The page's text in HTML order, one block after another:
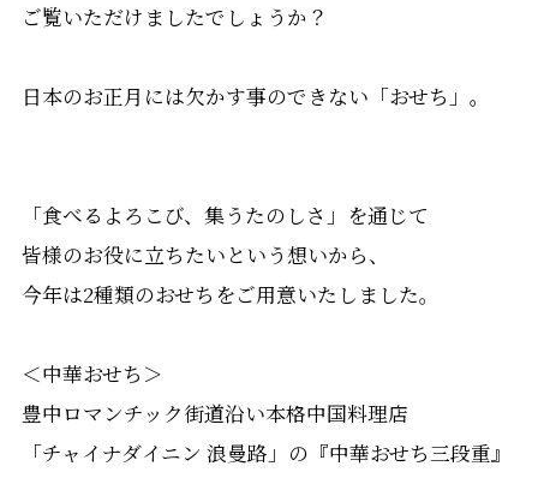
ご覧いただけましたでしょうか？
日本のお正月には欠かす事のできない「おせち」。
「食べるよろこび、集うたのしさ」を通じて
皆様のお役に立ちたいという想いから、
今年は2種類のおせちをご用意いたしました。
＜中華おせち＞
豊中ロマンチック街道沿い本格中国料理店
「チャイナダイニン 浪曼路」の『中華おせち三段重』